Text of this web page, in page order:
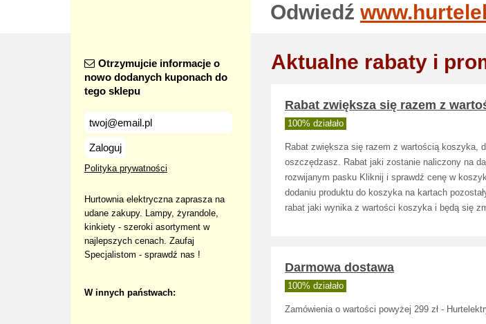
Odwiedź
Otrzymujcie informacje o
nowo dodanych kuponach do
tego sklepu
Zaloguj
Polityka prywatności
Hurtownia elektryczna zaprasza na
udane zakupy. Lampy, żyrandole,
kinkiety - szeroki asortyment w
najlepszych cenach. Zaufaj
Specjalistom - sprawdź nas !
W innych państwach:
Aktualne rabaty i
Rabat zwiększa się razem z
100% działało
Rabat zwiększa się razem z wartością koszyka,
oszczędzasz. Rabat jaki zostanie naliczony na
rozwijanym pasku Kliknij i sprawdź cenę w
dodaniu produktu do koszyka na kartach
rabat jaki wynika z wartości koszyka i będą się
Darmowa dostawa
100% działało
Zamówienia o wartości powyżej 299 zł -